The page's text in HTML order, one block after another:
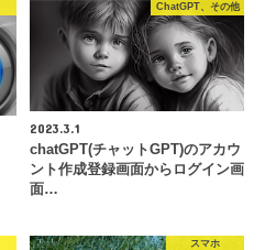
ChatGPT、その他
2023.3.1
chatGPT(チャットGPT)のアカウ
ント作成登録画面からログイン画
面…
スマホ